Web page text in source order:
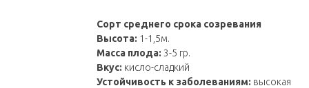
Сорт среднего срока созревания
Высота: 1-1,5м.
Масса плода: 3-5 гр.
Вкус: кисло-сладкий
Устойчивость к заболеваниям: высокая